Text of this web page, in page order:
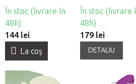
perna din
microfibra, 12
În stoc (livrare în
48h)
144 lei
La coş
masă de masaj
pernă
În stoc (livrare
48h)
179 lei
DETALIU